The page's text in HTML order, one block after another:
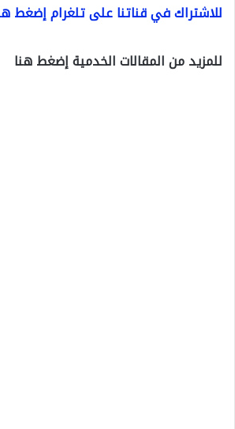
للاشتراك في قناتنا على تلغرام إضغط
للمزيد من المقالات الخدمية إضغط هنا